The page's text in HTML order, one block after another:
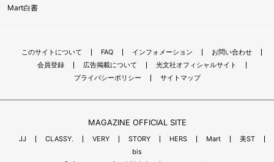
Mart白書
このサイトについて FAQ インフォメーション
お問い合わせ
会員登録
広告掲載について
光文社オフィシャルサイト
プライバシーポリシー
サイトマップ
MAGAZINE OFFICIAL SITE
JJ CLASSY. VERY STORY HERS Mart
美ST
bis